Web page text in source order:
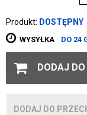
Produkt: DOSTĘPNY
WYSYŁKA DO 24
DODAJ
DODAJ DO